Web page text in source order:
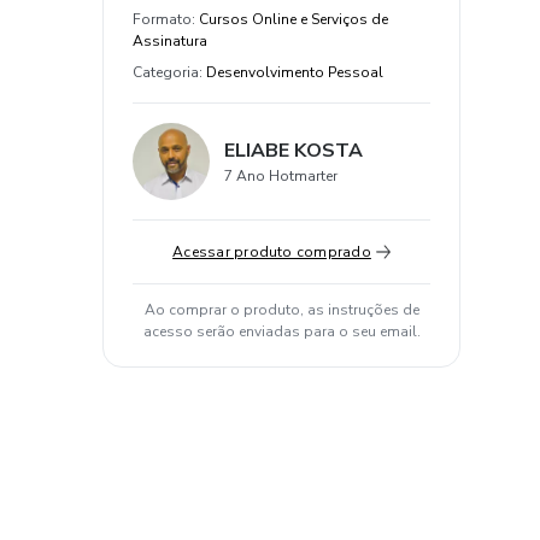
Formato: Cursos Online e Serviços de
Assinatura
Categoria: Desenvolvimento Pessoal
ELIABE KOSTA
7 Ano Hotmarter
Acessar produto comprado
Ao comprar o produto, as instruções de
acesso serão enviadas para o seu email.